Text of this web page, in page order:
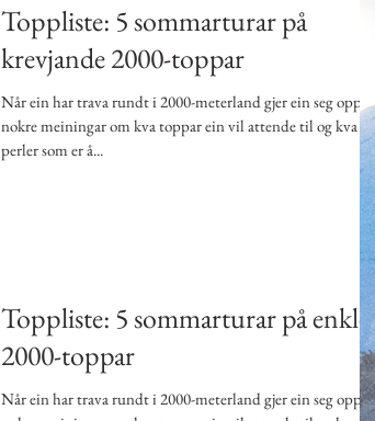
Toppliste: 5 sommarturar på
krevjande 2000-toppar
Når ein har trava rundt i 2000-meterland gjer ein seg opp
nokre meiningar om kva toppar ein vil attende til og kva
perler som er å...
Toppliste: 5 sommarturar på enkle
2000-toppar
Når ein har trava rundt i 2000-meterland gjer ein seg opp